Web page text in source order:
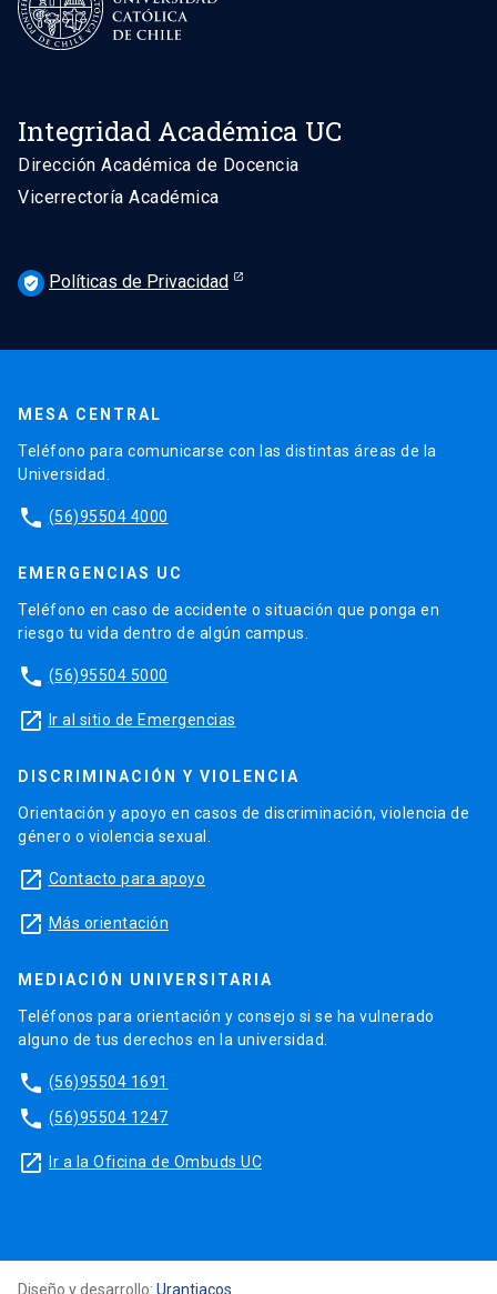
Integridad Académica UC
Dirección Académica de Docencia
Vicerrectoría Académica
verified_user Políticas de Privacidad
MESA CENTRAL
Teléfono para comunicarse con las distintas áreas de la
Universidad.
phone (56)95504 4000
EMERGENCIAS UC
Teléfono en caso de accidente o situación que ponga en
riesgo tu vida dentro de algún campus.
phone (56)95504 5000
launch Ir al sitio de Emergencias
DISCRIMINACIÓN Y VIOLENCIA
Orientación y apoyo en casos de discriminación, violencia de
género o violencia sexual.
launch Contacto para apoyo
launch Más orientación
MEDIACIÓN UNIVERSITARIA
Teléfonos para orientación y consejo si se ha vulnerado
alguno de tus derechos en la universidad.
phone (56)95504 1691
phone (56)95504 1247
launch Ir a la Oficina de Ombuds UC
Diseño y desarrollo: Urantiacos